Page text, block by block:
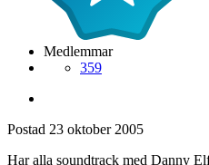
Medlemmar
359
Postad 23 oktober 2005
Har alla soundtrack med Danny